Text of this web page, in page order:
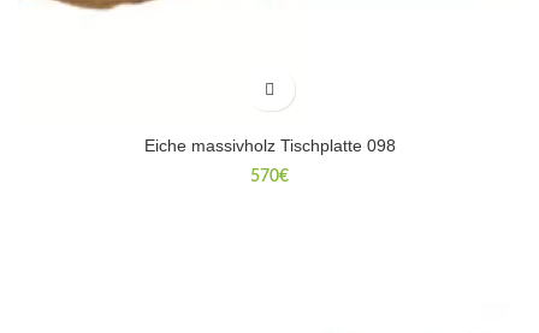
Eiche massivholz Tischplatte 098
570€